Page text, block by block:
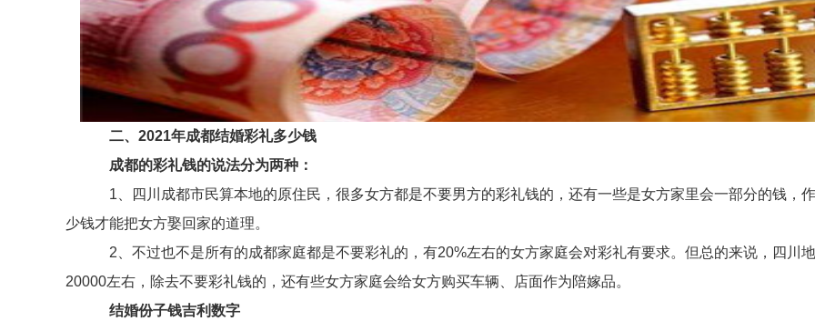
二、2021年成都结婚彩礼多少钱
成都的彩礼钱的说法分为两种：
1、四川成都市民算本地的原住民，很多女方都是不要男方的彩礼钱的，还有一些是女方家里会一部分的钱，
少钱才能把女方娶回家的道理。
2、不过也不是所有的成都家庭都是不要彩礼的，有20%左右的女方家庭会对彩礼有要求。但总的来说，四川
20000左右，除去不要彩礼钱的，还有些女方家庭会给女方购买车辆、店面作为陪嫁品。
结婚份子钱吉利数字